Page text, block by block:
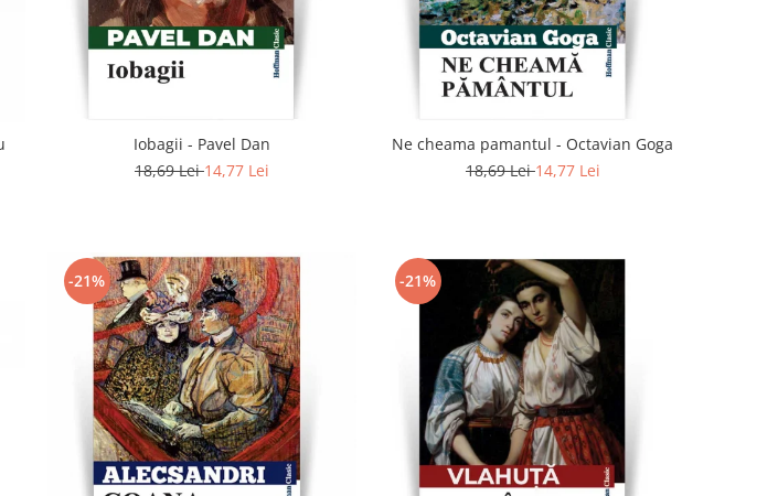
Iobagii - Pavel Dan
18,69 Lei14,77 Lei
Ne cheama pamantul - Octavian Goga
18,69 Lei14,77 Lei
-21% -21%